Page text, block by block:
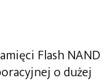
Flash NAND
o dużej